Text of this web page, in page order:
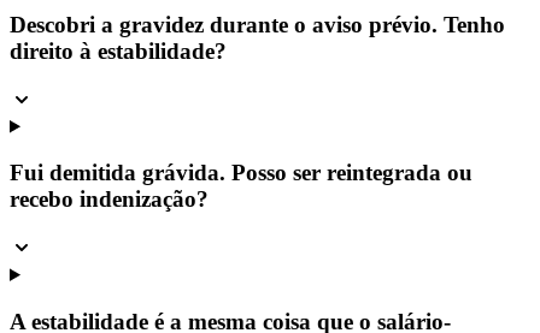
Descobri a gravidez durante o aviso prévio. Tenho
direito à estabilidade?
Fui demitida grávida. Posso ser reintegrada ou
recebo indenização?
A estabilidade é a mesma coisa que o salário-